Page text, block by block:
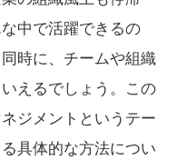
中で活躍できるの
時に、チームや組織
えるでしょう。この
ジメントというテー
具体的な方法につい